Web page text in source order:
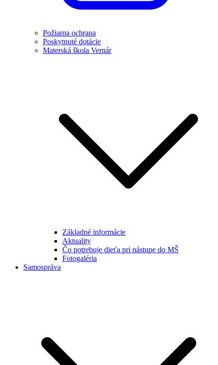
Požiarna ochrana
Poskytnuté dotácie
Materská škola Vernár
Základné informácie
Aktuality
Čo potrebuje dieťa pri nástupe do MŠ
Fotogaléria
Samospráva